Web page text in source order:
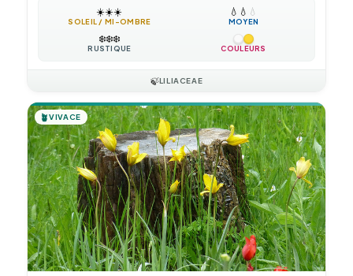
☀️☀️☀️
SOLEIL / MI-OMBRE
💧 💧 💧
MOYEN
❄️❄️❄️
RUSTIQUE COULEURS
🍃LILIACEAE
🪴VIVACE